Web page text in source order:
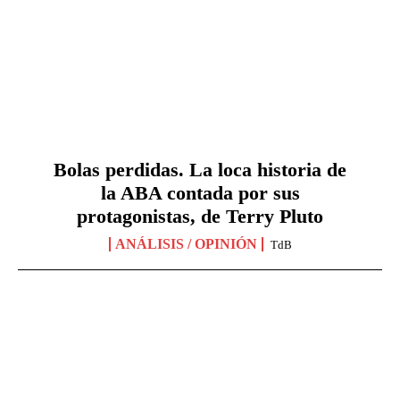
Bolas perdidas. La loca historia de
la ABA contada por sus
protagonistas, de Terry Pluto
ANÁLISIS / OPINIÓN TdB